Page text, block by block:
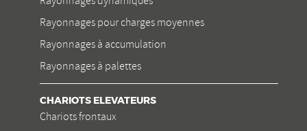
Rayonnages pour charges moyennes
Rayonnages à accumulation
Rayonnages à palettes
CHARIOTS ELEVATEURS
Chariots frontaux